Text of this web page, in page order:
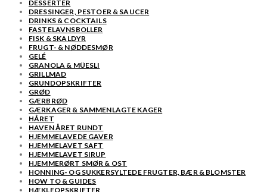
DESSERTER
DRESSINGER, PESTOER & SAUCER
DRINKS & COCKTAILS
FASTELAVNSBOLLER
FISK & SKALDYR
FRUGT- & NØDDESMØR
GELÉ
GRANOLA & MÜESLI
GRILLMAD
GRUNDOPSKRIFTER
GRØD
GÆRBRØD
GÆRKAGER & SAMMENLAGTE KAGER
HÅRET
HAVEN ÅRET RUNDT
HJEMMELAVEDE GAVER
HJEMMELAVET SAFT
HJEMMELAVET SIRUP
HJEMMERØRT SMØR & OST
HONNING- OG SUKKERSYLTEDE FRUGTER, BÆR & BLOMSTER
HOW TO & GUIDES
HÆKLEOPSKRIFTER